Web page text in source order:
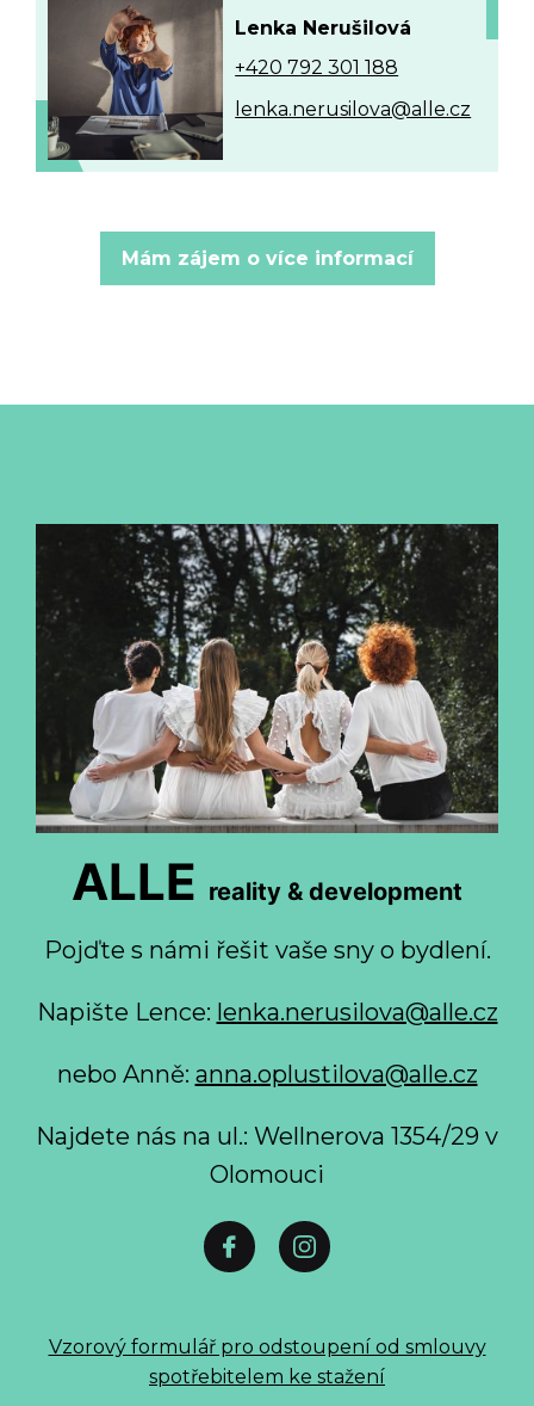
Lenka Nerušilová
+420 792 301 188
lenka.nerusilova@alle.cz
Mám zájem o více informací
ALLE reality & development
Pojďte s námi řešit vaše sny o bydlení.
Napište Lence: lenka.nerusilova@alle.cz
nebo Anně: anna.oplustilova@alle.cz
Najdete nás na ul.: Wellnerova 1354/29 v
Olomouci
Vzorový formulář pro odstoupení od smlouvy
spotřebitelem ke stažení